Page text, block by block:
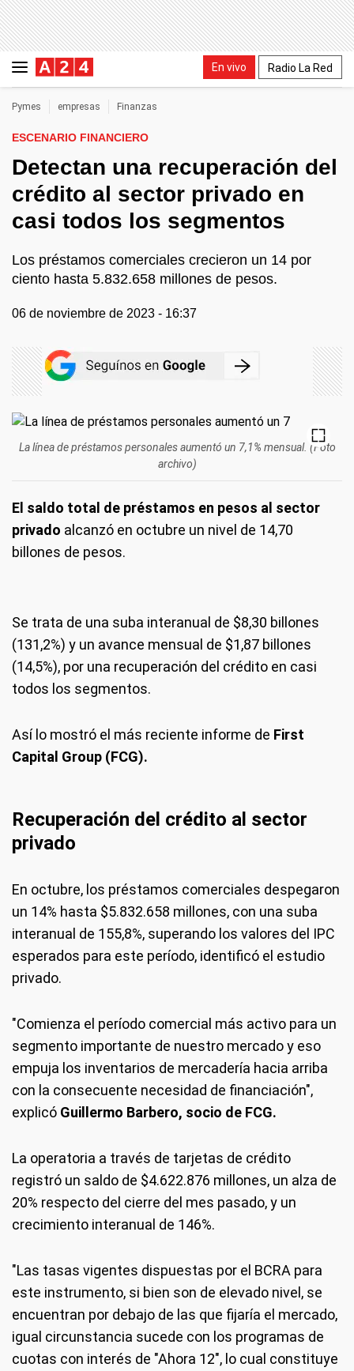
En vivo Radio La Red
Pymes empresas Finanzas
ESCENARIO FINANCIERO
Detectan una recuperación del
crédito al sector privado en
casi todos los segmentos
Los préstamos comerciales crecieron un 14 por
ciento hasta 5.832.658 millones de pesos.
06 de noviembre de 2023 - 16:37
La línea de préstamos personales aumentó un 7,1% mensual. (Foto
archivo)
El saldo total de préstamos en pesos al sector
privado alcanzó en octubre un nivel de 14,70
billones de pesos.
Se trata de una suba interanual de $8,30 billones
(131,2%) y un avance mensual de $1,87 billones
(14,5%), por una recuperación del crédito en casi
todos los segmentos.
Así lo mostró el más reciente informe de First
Capital Group (FCG).
Recuperación del crédito al sector
privado
En octubre, los préstamos comerciales despegaron
un 14% hasta $5.832.658 millones, con una suba
interanual de 155,8%, superando los valores del IPC
esperados para este período, identificó el estudio
privado.
"Comienza el período comercial más activo para un
segmento importante de nuestro mercado y eso
empuja los inventarios de mercadería hacia arriba
con la consecuente necesidad de financiación",
explicó Guillermo Barbero, socio de FCG.
La operatoria a través de tarjetas de crédito
registró un saldo de $4.622.876 millones, un alza de
20% respecto del cierre del mes pasado, y un
crecimiento interanual de 146%.
"Las tasas vigentes dispuestas por el BCRA para
este instrumento, si bien son de elevado nivel, se
encuentran por debajo de las que fijaría el mercado,
igual circunstancia sucede con los programas de
cuotas con interés de "Ahora 12", lo cual constituye